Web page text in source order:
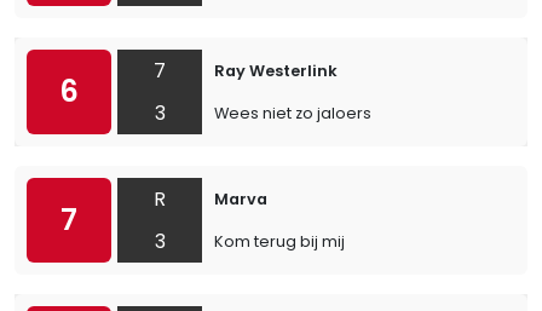
6
7
3
Ray Westerlink
Wees niet zo jaloers
7
R
3
Marva
Kom terug bij mij